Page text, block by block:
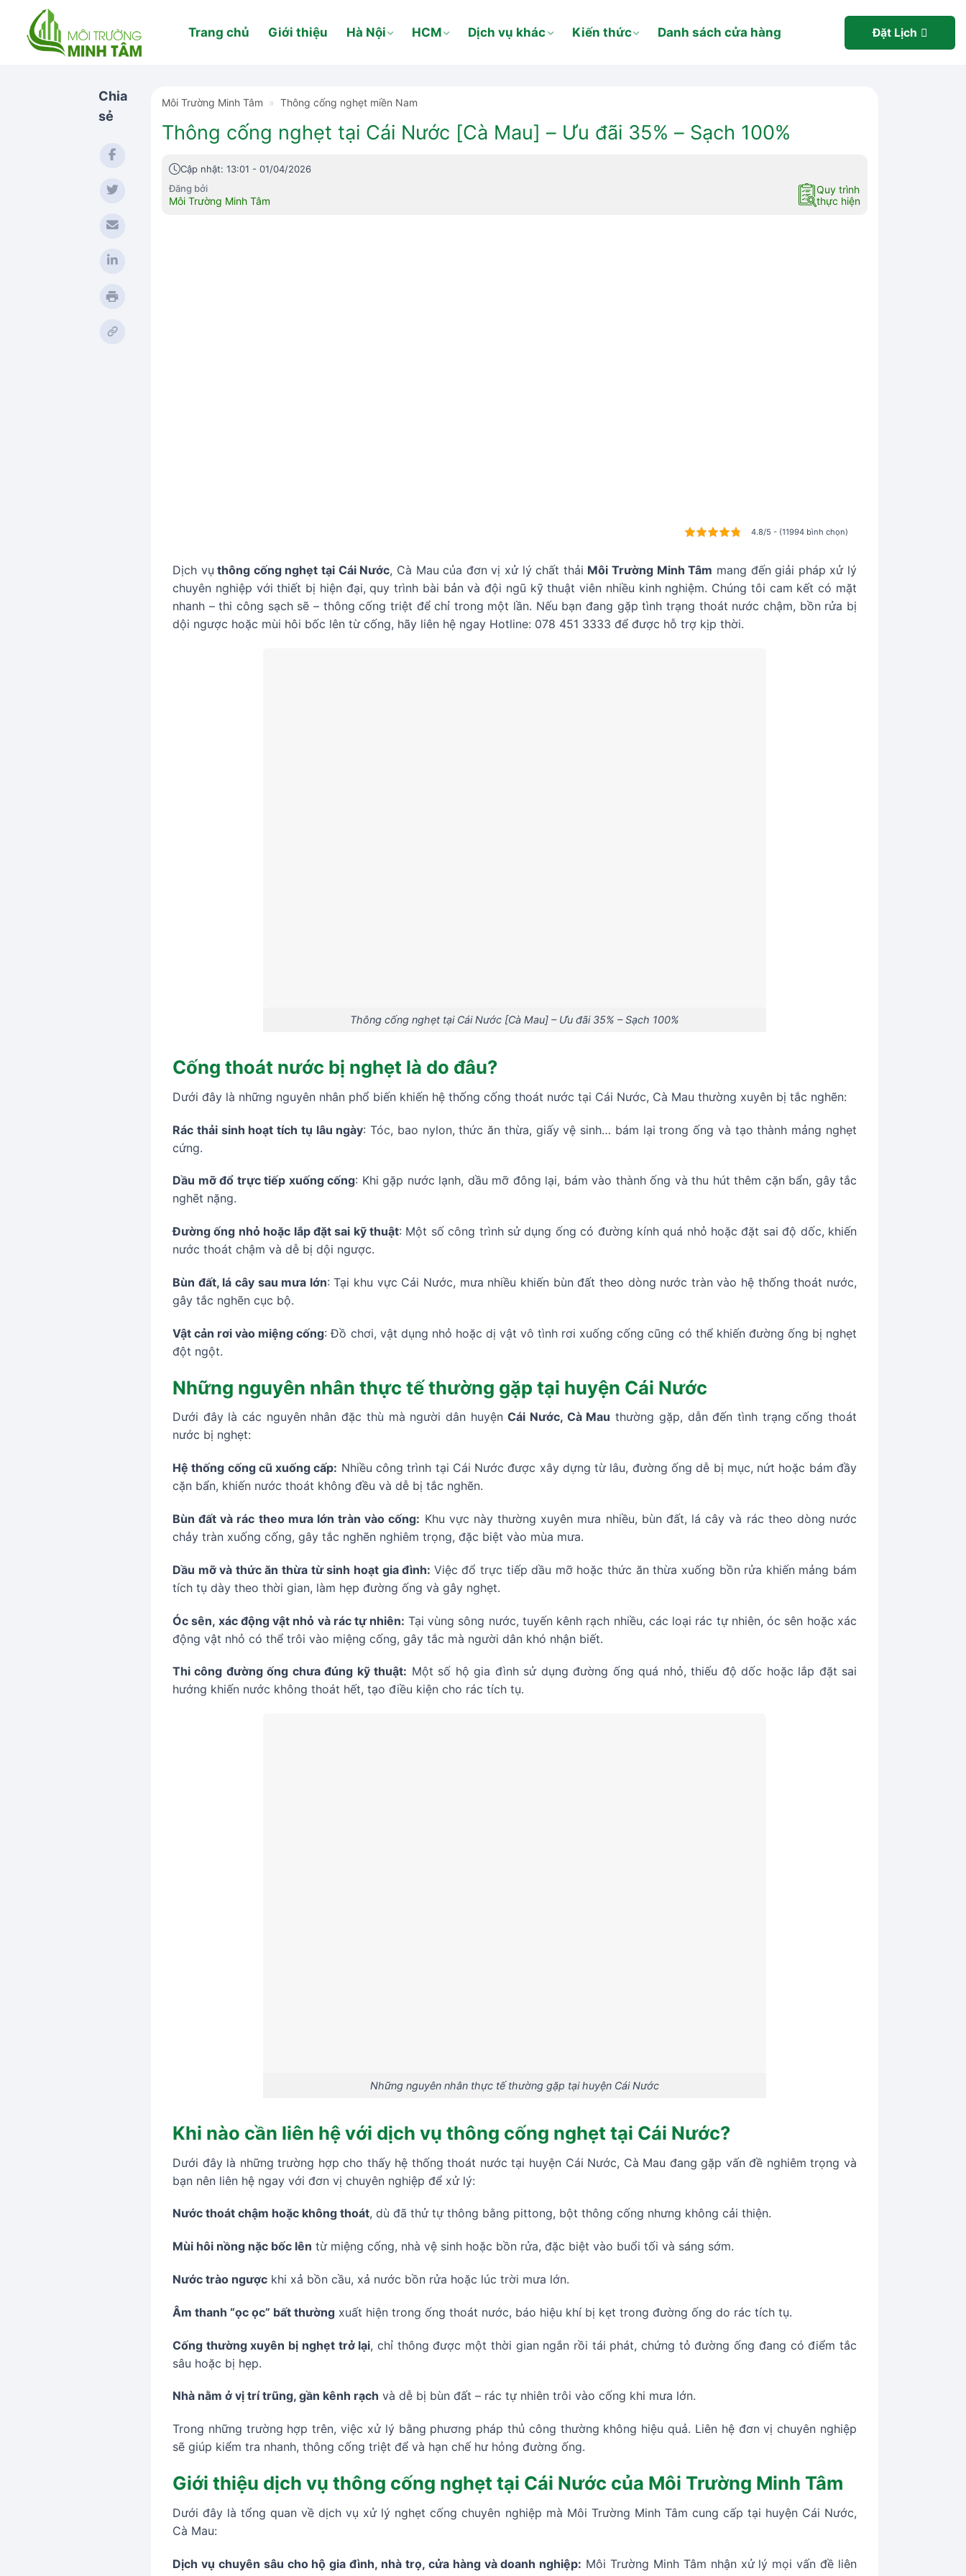
content
Trang chủ Giới thiệu Hà Nội HCM Dịch vụ khác Kiến thức Danh sách cửa hàng Đặt Lịch
Chia
sẻ
Môi Trường Minh Tâm » Thông cống nghẹt miền Nam
Thông cống nghẹt tại Cái Nước [Cà Mau] – Ưu đãi 35% – Sạch 100%
Cập nhật: 13:01 - 01/04/2026
Đăng bởi
Môi Trường Minh Tâm
Quy trình
thực hiện
4.8/5 - (11994 bình chọn)
Dịch vụ thông cống nghẹt tại Cái Nước, Cà Mau của đơn vị xử lý chất thải Môi Trường Minh Tâm mang đến giải pháp xử lý
chuyên nghiệp với thiết bị hiện đại, quy trình bài bản và đội ngũ kỹ thuật viên nhiều kinh nghiệm. Chúng tôi cam kết có mặt
nhanh – thi công sạch sẽ – thông cống triệt để chỉ trong một lần. Nếu bạn đang gặp tình trạng thoát nước chậm, bồn rửa bị
dội ngược hoặc mùi hôi bốc lên từ cống, hãy liên hệ ngay Hotline: 078 451 3333 để được hỗ trợ kịp thời.
Thông cống nghẹt tại Cái Nước [Cà Mau] – Ưu đãi 35% – Sạch 100%
Cống thoát nước bị nghẹt là do đâu?
Dưới đây là những nguyên nhân phổ biến khiến hệ thống cống thoát nước tại Cái Nước, Cà Mau thường xuyên bị tắc nghẽn:
Rác thải sinh hoạt tích tụ lâu ngày: Tóc, bao nylon, thức ăn thừa, giấy vệ sinh… bám lại trong ống và tạo thành mảng nghẹt
cứng.
Dầu mỡ đổ trực tiếp xuống cống: Khi gặp nước lạnh, dầu mỡ đông lại, bám vào thành ống và thu hút thêm cặn bẩn, gây tắc
nghẽt nặng.
Đường ống nhỏ hoặc lắp đặt sai kỹ thuật: Một số công trình sử dụng ống có đường kính quá nhỏ hoặc đặt sai độ dốc, khiến
nước thoát chậm và dễ bị dội ngược.
Bùn đất, lá cây sau mưa lớn: Tại khu vực Cái Nước, mưa nhiều khiến bùn đất theo dòng nước tràn vào hệ thống thoát nước,
gây tắc nghẽn cục bộ.
Vật cản rơi vào miệng cống: Đồ chơi, vật dụng nhỏ hoặc dị vật vô tình rơi xuống cống cũng có thể khiến đường ống bị nghẹt
đột ngột.
Những nguyên nhân thực tế thường gặp tại huyện Cái Nước
Dưới đây là các nguyên nhân đặc thù mà người dân huyệnCái Nước, Cà Mau thường gặp, dẫn đến tình trạng cống thoát
nước bị nghẹt:
Hệ thống cống cũ xuống cấp: Nhiều công trình tại Cái Nước được xây dựng từ lâu, đường ống dễ bị mục, nứt hoặc bám đầy
cặn bẩn, khiến nước thoát không đều và dễ bị tắc nghẽn.
Bùn đất và rác theo mưa lớn tràn vào cống: Khu vực này thường xuyên mưa nhiều, bùn đất, lá cây và rác theo dòng nước
chảy tràn xuống cống, gây tắc nghẽn nghiêm trọng, đặc biệt vào mùa mưa.
Dầu mỡ và thức ăn thừa từ sinh hoạt gia đình: Việc đổ trực tiếp dầu mỡ hoặc thức ăn thừa xuống bồn rửa khiến mảng bám
tích tụ dày theo thời gian, làm hẹp đường ống và gây nghẹt.
Óc sên, xác động vật nhỏ và rác tự nhiên: Tại vùng sông nước, tuyến kênh rạch nhiều, các loại rác tự nhiên, óc sên hoặc xác
động vật nhỏ có thể trôi vào miệng cống, gây tắc mà người dân khó nhận biết.
Thi công đường ống chưa đúng kỹ thuật: Một số hộ gia đình sử dụng đường ống quá nhỏ, thiếu độ dốc hoặc lắp đặt sai
hướng khiến nước không thoát hết, tạo điều kiện cho rác tích tụ.
Những nguyên nhân thực tế thường gặp tại huyện Cái Nước
Khi nào cần liên hệ với dịch vụ thông cống nghẹt tại Cái Nước?
Dưới đây là những trường hợp cho thấy hệ thống thoát nước tại huyện Cái Nước, Cà Mau đang gặp vấn đề nghiêm trọng và
bạn nên liên hệ ngay với đơn vị chuyên nghiệp để xử lý:
Nước thoát chậm hoặc không thoát, dù đã thử tự thông bằng pittong, bột thông cống nhưng không cải thiện.
Mùi hôi nồng nặc bốc lên từ miệng cống, nhà vệ sinh hoặc bồn rửa, đặc biệt vào buổi tối và sáng sớm.
Nước trào ngược khi xả bồn cầu, xả nước bồn rửa hoặc lúc trời mưa lớn.
Âm thanh “ọc ọc” bất thường xuất hiện trong ống thoát nước, báo hiệu khí bị kẹt trong đường ống do rác tích tụ.
Cống thường xuyên bị nghẹt trở lại, chỉ thông được một thời gian ngắn rồi tái phát, chứng tỏ đường ống đang có điểm tắc
sâu hoặc bị hẹp.
Nhà nằm ở vị trí trũng, gần kênh rạch và dễ bị bùn đất – rác tự nhiên trôi vào cống khi mưa lớn.
Trong những trường hợp trên, việc xử lý bằng phương pháp thủ công thường không hiệu quả. Liên hệ đơn vị chuyên nghiệp
sẽ giúp kiểm tra nhanh, thông cống triệt để và hạn chế hư hỏng đường ống.
Giới thiệu dịch vụ thông cống nghẹt tại Cái Nước của Môi Trường Minh Tâm
Dưới đây là tổng quan về dịch vụ xử lý nghẹt cống chuyên nghiệp mà Môi Trường Minh Tâm cung cấp tại huyện Cái Nước,
Cà Mau:
Dịch vụ chuyên sâu cho hộ gia đình, nhà trọ, cửa hàng và doanh nghiệp: Môi Trường Minh Tâm nhận xử lý mọi vấn đề liên